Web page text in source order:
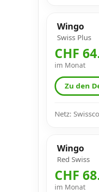
Wingo
Swiss Plus
CHF
im Monat
Zu den
Netz:
Wingo
Red Swiss
CHF
im Monat